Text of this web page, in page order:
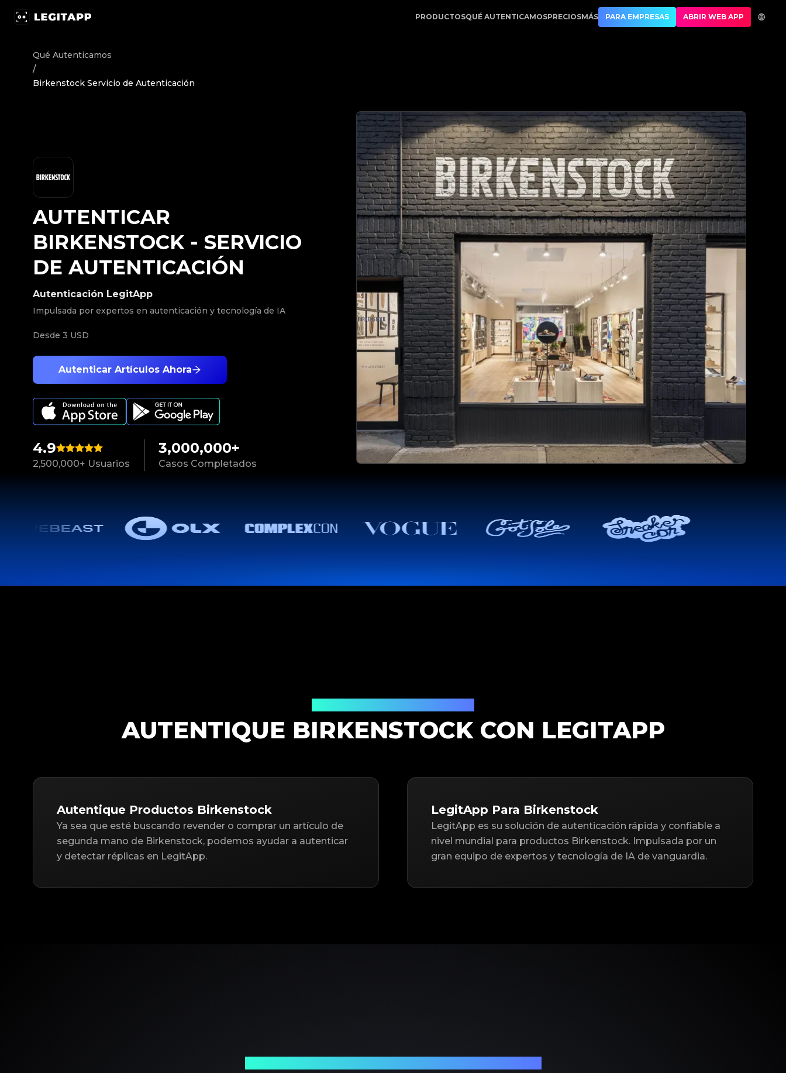
Autenticar Birkenstock - Servicio de Autenticación | LegitApp | Su Socio de Confianza en Autenticación de Lujo | No.1 Best Authentication
PRODUCTOSQUÉ AUTENTICAMOSPRECIOSMÁS PARA EMPRESAS ABRIR WEB APP
Qué Autenticamos
/
Birkenstock Servicio de Autenticación
4.9
2,500,000+ Usuarios
3,000,000+
Casos Completados
Autenticar Artículos Ahora
Autenticación LegitApp
Impulsada por expertos en autenticación y tecnología de IA
Desde 3 USD
AUTENTICAR
BIRKENSTOCK- SERVICIO
DE AUTENTICACIÓN
AUTENTIQUE BIRKENSTOCK CON LEGITAPP
Autentique Productos Birkenstock
Ya sea que esté buscando revender o comprar un artículo de
segunda mano de Birkenstock, podemos ayudar a autenticar
y detectar réplicas en LegitApp.
LegitApp Para Birkenstock
LegitApp es su solución de autenticación rápida y confiable a
nivel mundial para productos Birkenstock. Impulsada por un
gran equipo de expertos y tecnología de IA de vanguardia.